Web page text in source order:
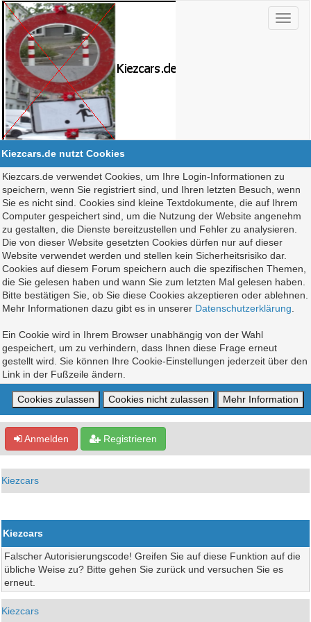
Kiezcars.de nutzt Cookies
Kiezcars.de verwendet Cookies, um Ihre Login-Informationen zu
speichern, wenn Sie registriert sind, und Ihren letzten Besuch, wenn
Sie es nicht sind. Cookies sind kleine Textdokumente, die auf Ihrem
Computer gespeichert sind, um die Nutzung der Website angenehm
zu gestalten, die Dienste bereitzustellen und Fehler zu analysieren.
Die von dieser Website gesetzten Cookies dürfen nur auf dieser
Website verwendet werden und stellen kein Sicherheitsrisiko dar.
Cookies auf diesem Forum speichern auch die spezifischen Themen,
die Sie gelesen haben und wann Sie zum letzten Mal gelesen haben.
Bitte bestätigen Sie, ob Sie diese Cookies akzeptieren oder ablehnen.
Mehr Informationen dazu gibt es in unserer Datenschutzerklärung
Ein Cookie wird in Ihrem Browser unabhängig von der Wahl
gespeichert, um zu verhindern, dass Ihnen diese Frage erneut
gestellt wird. Sie können Ihre Cookie-Einstellungen jederzeit über den
Link in der Fußzeile ändern.
Anmelden Registrieren
Kiezcars
Kiezcars
Falscher Autorisierungscode! Greifen Sie auf diese Funktion auf die
übliche Weise zu? Bitte gehen Sie zurück und versuchen Sie es
erneut.
Kiezcars